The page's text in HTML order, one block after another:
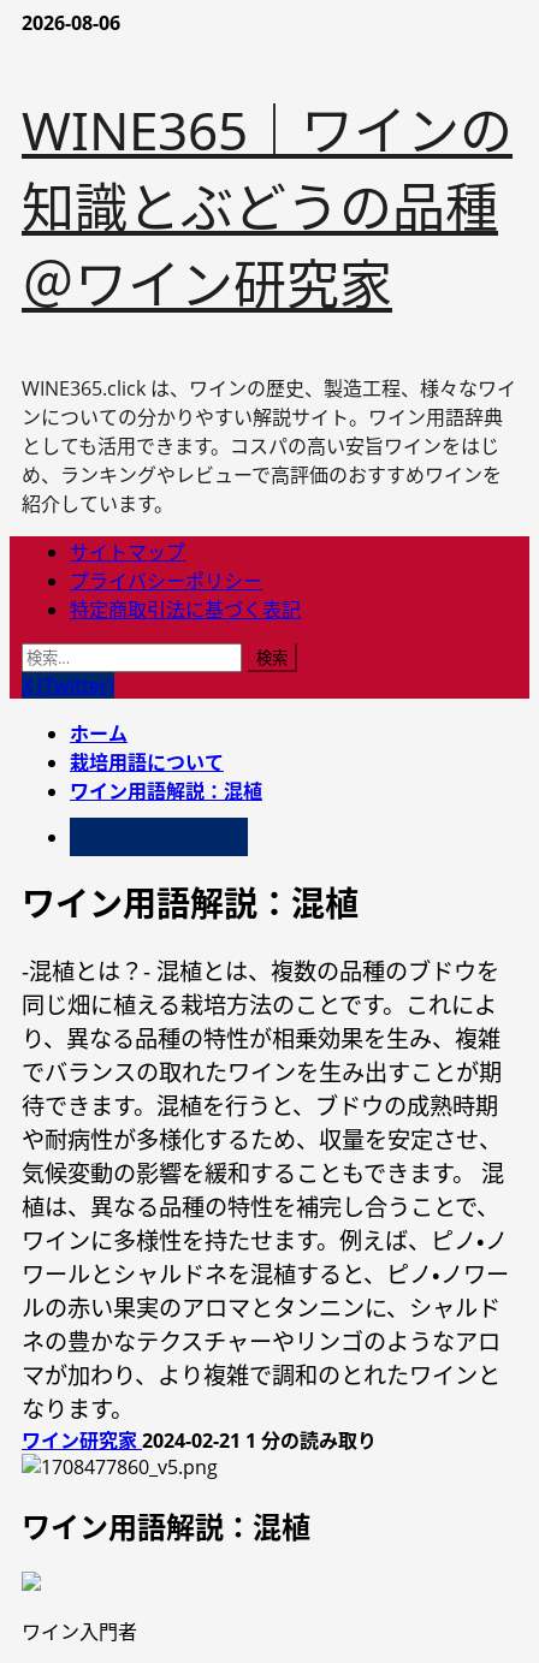
内
ス
キ
プ
2026-08-06
WINE365｜ワインの
知識とぶどうの品種
＠ワイン研究家
WINE365.click は、ワインの歴史、製造工程、様々なワイ
ンについての分かりやすい解説サイト。ワイン用語辞典
としても活用できます。コスパの高い安旨ワインをはじ
め、ランキングやレビューで高評価のおすすめワインを
紹介しています。
メ
ニ
ュ
サイトマップ
プライバシーポリシー
特定商取引法に基づく表記
検
索:
X (Twitter)
ホーム
栽培用語について
ワイン用語解説：混植
ワイン用語解説：混植
-混植とは？- 混植とは、複数の品種のブドウを
同じ畑に植える栽培方法のことです。これによ
り、異なる品種の特性が相乗効果を生み、複雑
でバランスの取れたワインを生み出すことが期
待できます。混植を行うと、ブドウの成熟時期
や耐病性が多様化するため、収量を安定させ、
気候変動の影響を緩和することもできます。 混
植は、異なる品種の特性を補完し合うことで、
ワインに多様性を持たせます。例えば、ピノ・ノ
ワールとシャルドネを混植すると、ピノ・ノワー
ルの赤い果実のアロマとタンニンに、シャルド
ネの豊かなテクスチャーやリンゴのようなアロ
マが加わり、より複雑で調和のとれたワインと
なります。
ワイン研究家2024-02-21 1 分の読み取り
ワイン用語解説：混植
ワイン入門者